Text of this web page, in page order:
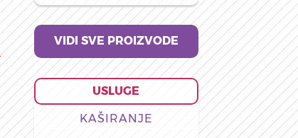
VIDI SVE PROIZVODE
USLUGE
KAŠIRANJE